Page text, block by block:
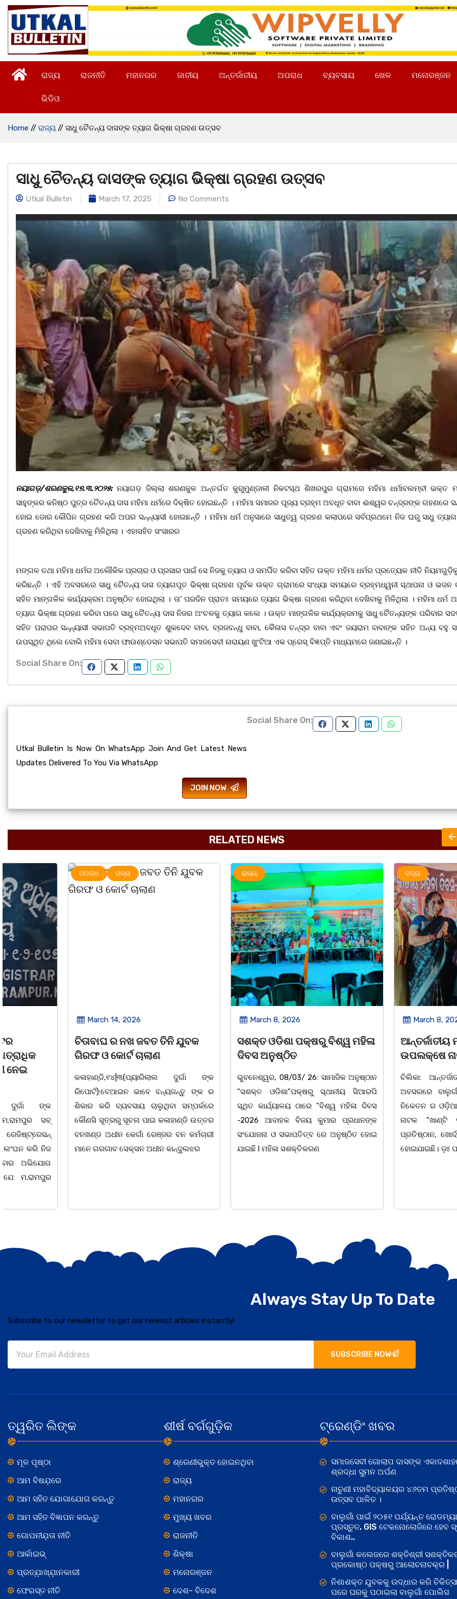
ରାଜ୍ୟ ରାଜନୀତି ମହାନଗର ଜାତୀୟ ଅନ୍ତର୍ଜାତୀୟ ଅପରାଧ ବ୍ୟବସାୟ ଖେଳ ମନୋରଞ୍ଜନ
ଭିଡିଓ
Home // ରାଜ୍ୟ // ସାଧୁ ଚୈତନ୍ୟ ଦାସଙ୍କ ତ୍ୟାଗ ଭିକ୍ଷା ଗ୍ରହଣ ଉତ୍ସବ
ସାଧୁ ଚୈତନ୍ୟ ଦାସଙ୍କ ତ୍ୟାଗ ଭିକ୍ଷା ଗ୍ରହଣ ଉତ୍ସବ
Utkal Bulletin March 17, 2025 No Comments
ନୟାଗଡ଼/ଶରଣକୁଳ,୧୭.୩.୨୦୨୫:ନୟାଗଡ଼ ଜିଲ୍ଲା ଶରଣକୁଳ ଅନ୍ତର୍ଗତ କୁରୁମୁଣ୍ଡାଳୀ ନିକଟସ୍ଥ ଶିଖରପୁର ଗ୍ରାମରେ ମହିମା ଧର୍ମାବଲମ୍ବୀ ଭକ୍ତ
ସାହୁଙ୍କର କନିଷ୍ଠ ପୁତ୍ର ଚୈତନ୍ୟ ଦାସ ମହିମା ଧର୍ମରେ ଦିକ୍ଷିତ ହୋଇଛନ୍ତି । ମହିମା ସମାଜର ପୂଜ୍ୟ ବ୍ରହ୍ମ ଅବଧୂତ ବାବା ଈଶ୍ୱର ଚନ୍ଦ୍ରଙ୍କ ଗହଣରେ
ହୋଇ ଡୋର କୌପିନ ଗ୍ରହଣ କରି ଅପର ସନ୍ନ୍ୟାସୀ ହୋଇଛନ୍ତି । ମହିମା ଧର୍ମ ଅନୁସାରେ ସାଧୁତ୍ୱ ଗ୍ରହଣ କଲାପରେ ସର୍ବପ୍ରଥମେ ନିଜ ଘରୁ ସାଧୁ
ଗ୍ରହଣ କରିଥିବା ଦେଖିବାକୁ ମିଳିଥିଲା । ଏହାସହିତ ସଂସାରର
ମଙ୍ଗଳ ତଥା ମହିମା ଧର୍ମର ଅଲୌକିକ ପ୍ରଚାର ଓ ପ୍ରସାର ପାଇଁ ସେ ନିଜକୁ ତ୍ୟାଗ ଓ ସମର୍ପିତ କରିବା ସହିତ ଉକ୍ତ ମହିମା ଧର୍ମର ପ୍ରତ୍ୟେକ ନୀତି
କରିଛନ୍ତି । ଏହି ଅବସରରେ ସାଧୁ ଚୈତନ୍ୟ ଦାସ ତ୍ୟାଗପୂତ ଭିକ୍ଷା ଗ୍ରହଣ ପୂର୍ବକ ଉକ୍ତ ଗ୍ରାମରେ ସଂଧ୍ୟା ସମୟରେ ବ୍ରହ୍ମଧ୍ୱନୀ ସ୍ଥାପନା ଓ ଭଜନ
ସହିତ ମାଙ୍ଗଳିକ କାର୍ଯ୍ୟକ୍ରମ ଅନୁଷ୍ଠିତ ହୋଇଥିଲା । ତା’ ପରଦିନ ପ୍ରାତଃ ସମୟରେ ତ୍ୟାଗ ଭିକ୍ଷା ଗ୍ରହଣ କରିଥିବା ଦେଖିବାକୁ ମିଳିଥିଲା । ମହିମା ଧର୍ମ
ତ୍ୟାଗ ଭିକ୍ଷା ଗ୍ରହଣ କରିବା ପରେ ସାଧୁ ଚୈତନ୍ୟ ଦାସ ନିଜର ଅଂଚଳକୁ ତ୍ୟାଗ କଲେ । ଉକ୍ତ ମାଙ୍ଗଳିକ କାର୍ଯ୍ୟକ୍ରମକୁ ସାଧୁ ଚୈତନ୍ୟଙ୍କ ପରିବାର
ସହିତ ପରାପର ସନ୍ନ୍ୟାସୀ ସଭାପତି ବ୍ରହ୍ମଅବଧୂତ ଶୁକଦେବ ବାବା, ବ୍ରଜବନ୍ଧୁ ବାବା, କୈଳାସ ଚନ୍ଦ୍ର ବାବା ଏବଂ ଜୟରାମ ବାବାଙ୍କ ସହିତ ଅନ୍ୟ ବହୁ
ଉପସ୍ଥିତ ଥିଲେ ବୋଲି ମହିମା ସେବା ଫାଉଣ୍ଡେସନ ସଭାପତି ସମାଜସେବୀ ନାରାୟଣ ଖୁଂଟିଆ ଏକ ପ୍ରେସ୍ ବିଜ୍ଞପ୍ତି ମାଧ୍ୟମରେ ଜଣାଇଛନ୍ତି ।
Social Share On:
Utkal Bulletin Is Now On WhatsApp Join And Get Latest News
Updates Delivered To You Via WhatsApp
JOIN NOW
Social Share On:
RELATED NEWS
ରାଜ୍ୟ
March 14, 2026
ଚିତାବାଘ ର ନଖ ଜବତ ତିନି ଯୁବକ
ଗିରଫ ଓ କୋର୍ଟ ଚାଲାଣ
କଳାହାଣ୍ଡି,୧୪|୩(ପ୍ୟାରିଲାଲ ଦୁର୍ଗା ଙ୍କ
ରିପୋର୍ଟ):ବେଆଇନ ଭାବେ ବନ୍ୟଜନ୍ତୁ ଙ୍କ ର
ଶିକାର କରି ବ୍ୟବସାୟ ଚାଲୁଥିବା ସମ୍ପର୍କରେ
କୌଣସି ସୂତ୍ରରୁ ସୂଚନା ପାଇ କଳାହାଣ୍ଡି ଉତ୍ତର
ବନଖଣ୍ଡ ଅଧୀନ କେଗାଁ ରେଞ୍ଜର ବନ କର୍ମଚାରୀ
ମାନେ ଗରଗାବ ସେକ୍ସନ ଅଧୀନ କାନ୍ଦୁଲଝର
ରାଜ୍ୟ
March 8, 2026
ସଶକ୍ତ ଓଡିଶା ପକ୍ଷରୁ ବିଶ୍ୱ ମହିଳା
ଭୁବନେଶ୍ୱର, 08/03/ 26: ସାମାଜିକ ଅନୁଷ୍ଠାନ
"ସଶକ୍ତ ଓଡିଶା"ପକ୍ଷରୁ ସ୍ଥାନୀୟ ସିଆରପି
ସ୍ଥିତ କାର୍ଯ୍ୟାଳୟ ଠାରେ "ବିଶ୍ୱ ମହିଳା ଦିବସ
-2026 ଆବାହକ ବିଜୟ କୁମାର ପ୍ରଧାନଙ୍କ
ସଂଯୋଜନା ଓ ସଭାପତିତ୍ବ ରେ ଅନୁଷ୍ଠିତ ହୋଇ
ଯାଇଛି l ମହିଳା ସଶକ୍ତିକରଣ
ରାଜ୍ୟ
March 8, 2026
ଆନ୍ତର୍ଜାତୀୟ ମହିଳା ଦିବସ
ଉପଲକ୍ଷେ ନାଟକ ‘ଖାଣ୍ଟି
ଚିଲିକା: ଆନ୍ତର୍ଜାତୀୟ ମହିଳା
ଅବସରରେ ବାଲୁଗାଁସ୍ଥିତ ମା'
ନିକେତନ ର ଓଡ଼ିଆ ଅସ୍ମିତା ଉପରେ
ନାଟକ "ଖାଣ୍ଟି ସୁନା" ଗୈ।ରୀ
ପ୍ରତିଷ୍ଠାନ, ଖୋର୍ଦ୍ଧା ଆନୁକୁଲ୍ୟରେ
ହୋଇଯାଇଛି। ଡ଼ଃ ପ୍ରଦୀପ ଭୈମିକ ଙ୍କ
Always Stay Up To Date
Subscribe to our newsletter to get our newest articles instantly!
SUBSCRIBE NOW
ତ୍ୱରିତ ଲିଙ୍କ
ମୂଳ ପୃଷ୍ଠା
ଆମ ବିଷଯ଼ରେ
ଆମ ସହିତ ଯୋଗାଯୋଗ କରନ୍ତୁ
ଆମ ସହିତ ବିଜ୍ଞାପନ କରନ୍ତୁ
ଗୋପନୀଯ଼ତା ନୀତି
ଆର୍କାଇଭ୍
ପ୍ରତ୍ଯ଼ାଖ୍ଯ଼ାନକାରୀ
ଫେରସ୍ତ ନୀତି
ଶୀର୍ଷ ବର୍ଗଗୁଡ଼ିକ
ଶ୍ରେଣୀଭୁକ୍ତ ହୋଇନଥିବା
ରାଜ୍ୟ
ମହାନଗର
ମୁଖ୍ୟ ଖବର
ରାଜନୀତି
ଶିକ୍ଷା
ମନୋରଞ୍ଜନ
ଦେଶ- ବିଦେଶ
ଟ୍ରେଣ୍ଡିଂ ଖବର
ସମାଜସେବୀ ଗୋଲାପ ଦାସଙ୍କ
ଶ୍ରଦ୍ଧା ସୁମନ ଅର୍ପଣ
ନାଚୁଣୀ ମହାବିଦ୍ୟାଳୟର ୪୬ତମ
ଉତ୍ସବ ପାଳିତ ।
ବାଲୁଗାଁ ପାଇଁ ୨୦୫୧ ପର୍ଯ୍ୟନ୍ତ
ପ୍ରସ୍ତୁତ, GIS ଟେକନୋଲୋଜିରେ ହେବ
ବିକାଶ..
ବାଲୁଗାଁ କଲେଜରେ ଶକ୍ତିଶ୍ରୀ
ପ୍ରକୋଷ୍ଠ ପକ୍ଷରୁ ଆଲୋଚନାଚକ୍ର |
ନିଶାଶକ୍ତ ଯୁବକକୁ ଉଦ୍ଧାର କରି ଚିକିତ୍ସା
ପରେ ଘରକୁ ପଠାଇଲା ବାଲୁଗାଁ ପୋଲିସ